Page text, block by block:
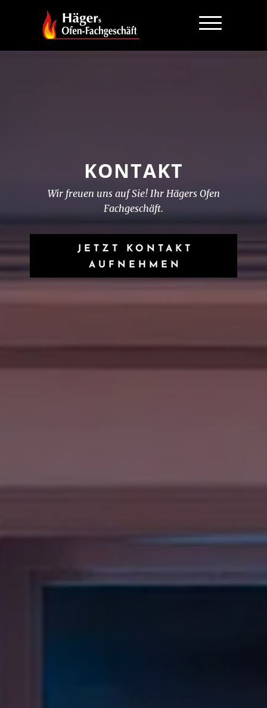
KONTAKT
Wir freuen uns auf Sie! Ihr Hägers Ofen
Fachgeschäft.
JETZT KONTAKT
AUFNEHMEN